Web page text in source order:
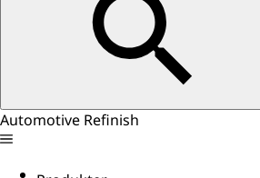
Automotive Refinish